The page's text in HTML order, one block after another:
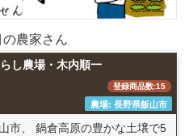
の農家さん
し農場・木内順一
登録商品数:15
農場: 長野県飯山市
市、 鍋倉高原の豊かな土壌で5